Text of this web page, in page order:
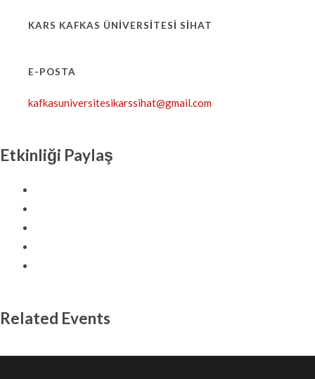
KARS KAFKAS ÜNIVERSITESI SİHAT
E-POSTA
kafkasuniversitesikarssihat@gmail.com
Etkinliği Paylaş
Related Events